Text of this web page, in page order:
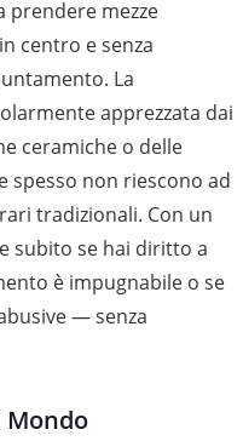
prendere mezze
centro e senza
La
apprezzata dai
ceramiche o delle
spesso non riescono ad
tradizionali. Con un
subito se hai diritto a
è impugnabile o se
— senza
Mondo